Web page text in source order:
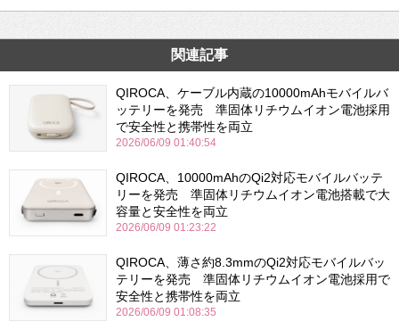
関連記事
QIROCA、ケーブル内蔵の10000mAhモバイルバ
ッテリーを発売 準固体リチウムイオン電池採用
で安全性と携帯性を両立
2026/06/09 01:40:54
QIROCA、10000mAhのQi2対応モバイルバッテ
リーを発売 準固体リチウムイオン電池搭載で大
容量と安全性を両立
2026/06/09 01:23:22
QIROCA、薄さ約8.3mmのQi2対応モバイルバッ
テリーを発売 準固体リチウムイオン電池採用で
安全性と携帯性を両立
2026/06/09 01:08:35